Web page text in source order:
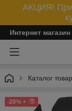
АКЦИЯ! При
Интернет
Каталог
-20% +